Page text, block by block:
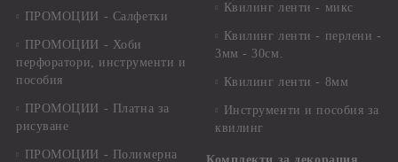
ПРОМОЦИИ - Салфетки
ПРОМОЦИИ - Хоби
перфоратори, инструменти и
пособия
ПРОМОЦИИ - Платна за
рисуване
ПРОМОЦИИ - Полимерна
Квилинг ленти - микс
Квилинг ленти - перлени -
3мм - 30см.
Квилинг ленти - 8мм
Инструменти и пособия за
квилинг